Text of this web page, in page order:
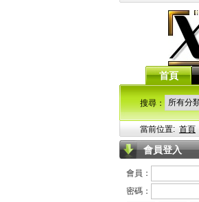
首頁
搜尋：
當前位置: 首頁
會員登入
會員：
密碼：